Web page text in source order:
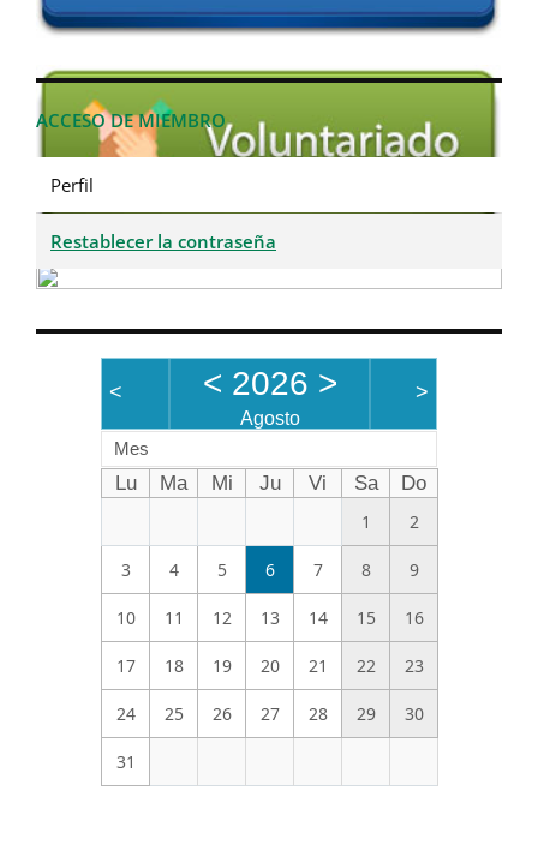
ACCESO DE MIEMBRO
Perfil
Restablecer la contraseña
< < 2026 >
Agosto
>
Mes
Lu Ma Mi Ju Vi Sa
Do
1
2
3 4 5 6 7 8 9
10 11 12 13 14 15 16
17 18 19 20 21 22 23
24 25 26 27 28 29 30
31